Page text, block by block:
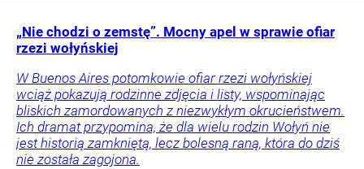
„Nie chodzi o zemstę”. Mocny apel w sprawie ofiar
rzezi wołyńskiej
W Buenos Aires potomkowie ofiar rzezi wołyńskiej
wciąż pokazują rodzinne zdjęcia i listy, wspominając
bliskich zamordowanych z niezwykłym okrucieństwem.
Ich dramat przypomina, że dla wielu rodzin Wołyń nie
jest historią zamkniętą, lecz bolesną raną, która do dziś
nie została zagojona.